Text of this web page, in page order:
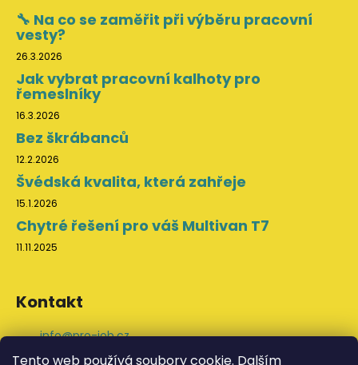
Tento web používá soubory cookie. Dalším
🔧 Na co se zaměřit při výběru pracovní
vesty?
26.3.2026
Jak vybrat pracovní kalhoty pro
řemeslníky
16.3.2026
Bez škrábanců
12.2.2026
Švédská kvalita, která zahřeje
15.1.2026
Chytré řešení pro váš Multivan T7
11.11.2025
Kontakt
info@pro-job.cz
+420 776 202 043